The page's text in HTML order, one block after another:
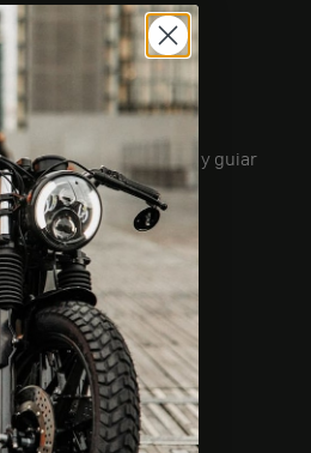
utilizan para proteger y guiar
fiables.
en este paquete.